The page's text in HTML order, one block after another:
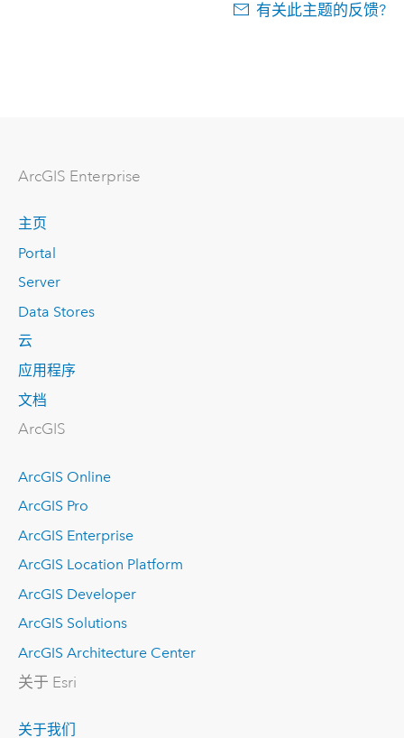
有关此主题的反馈?
ArcGIS Enterprise
主页
Portal
Server
Data Stores
云
应用程序
文档
ArcGIS
ArcGIS Online
ArcGIS Pro
ArcGIS Enterprise
ArcGIS Location Platform
ArcGIS Developer
ArcGIS Solutions
ArcGIS Architecture Center
关于 Esri
关于我们